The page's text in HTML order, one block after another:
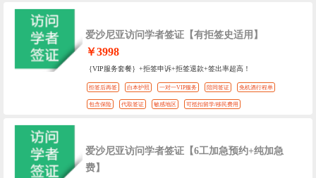
爱沙尼亚访问学者签证【有拒签史适用】
￥3998
｛VIP服务套餐｝+拒签申诉+拒签退款+签出率超高！
拒签后再签 白本护照 一对一VIP服务 陪同签证 免机酒行程单
包含保险 代取签证 敏感地区 可抵扣留学/移民费用
爱沙尼亚访问学者签证【6工加急预约+纯加急
费】